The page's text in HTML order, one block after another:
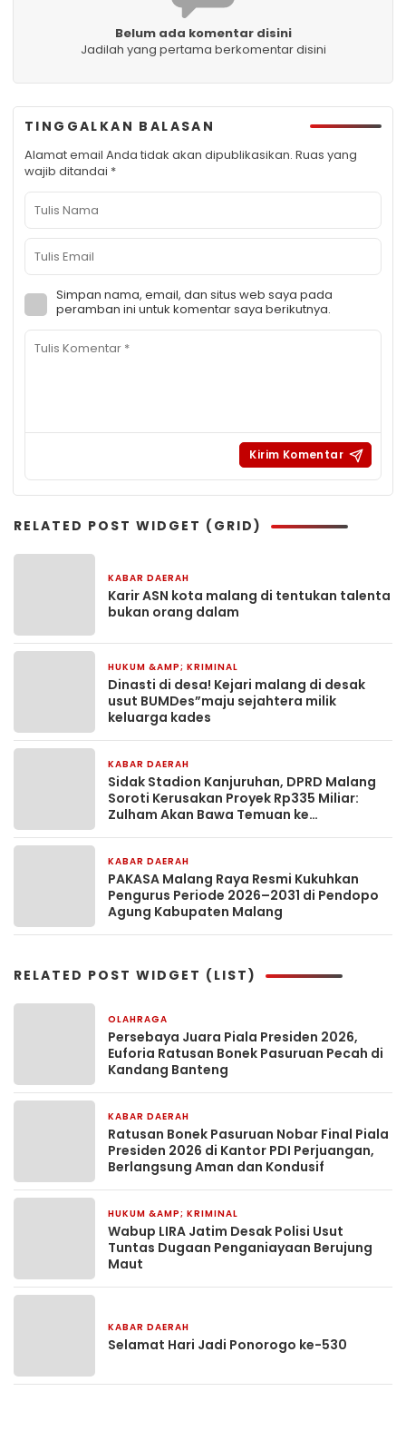
Belum ada komentar disini
Jadilah yang pertama berkomentar disini
TINGGALKAN BALASAN
Alamat email Anda tidak akan dipublikasikan. Ruas yang
wajib ditandai *
Simpan nama, email, dan situs web saya pada
peramban ini untuk komentar saya berikutnya.
RELATED POST WIDGET (GRID)
KABAR DAERAH
Karir ASN kota malang di tentukan talenta
bukan orang dalam
HUKUM &AMP; KRIMINAL
Dinasti di desa! Kejari malang di desak
usut BUMDes”maju sejahtera milik
keluarga kades
KABAR DAERAH
Sidak Stadion Kanjuruhan, DPRD Malang
Soroti Kerusakan Proyek Rp335 Miliar:
Zulham Akan Bawa Temuan ke
KABAR DAERAH
PAKASA Malang Raya Resmi Kukuhkan
Pengurus Periode 2026–2031 di Pendopo
Agung Kabupaten Malang
RELATED POST WIDGET (LIST)
OLAHRAGA
Persebaya Juara Piala Presiden 2026,
Euforia Ratusan Bonek Pasuruan Pecah di
Kandang Banteng
KABAR DAERAH
Ratusan Bonek Pasuruan Nobar Final Piala
Presiden 2026 di Kantor PDI Perjuangan,
Berlangsung Aman dan Kondusif
HUKUM &AMP; KRIMINAL
Wabup LIRA Jatim Desak Polisi Usut
Tuntas Dugaan Penganiayaan Berujung
Maut
KABAR DAERAH
Selamat Hari Jadi Ponorogo ke-530